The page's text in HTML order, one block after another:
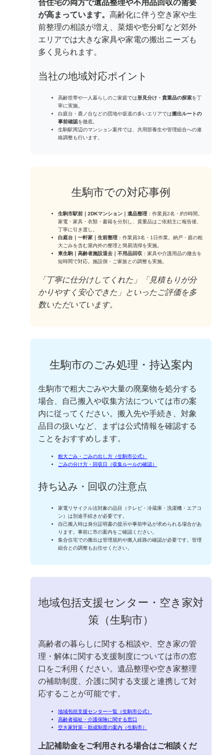
合住宅の両方で遺品整理や不用品回収の需要
が高まっています。 高齢化に伴う空き家や生
前整理の相談が増え、菜畑や壱分町など郊外
エリアでは大きな家具や家電の搬出ニーズも
多く見られます。
当社の地域対応ポイント
高齢世帯や一人暮らしのご家庭では形見分け・貴重品の探索を丁
寧に実施。
白庭台・鹿ノ台などの団地や坂道の多いエリアでは搬出ルートの
事前確認を徹底。
生駒駅周辺のマンション案件では、共用部養生や管理組合への連
絡調整も行います。
生駒市での対応事例
生駒市駅前｜2DKマンション｜遺品整理 ：作業員2名・約5時間。
家電・家具・衣類・書籍を分別し、貴重品はご依頼主に報告後、
丁寧に引き渡し。
白庭台｜一軒家｜生前整理 ：作業員3名・1日作業。納戸・庭の粗
大ごみを含む屋内外の整理と簡易清掃を実施。
東生駒｜高齢者施設退去｜不用品回収 ：家具や介護用品の撤去を
短時間で対応。施設側・ご家族との調整も実施。
「丁寧に仕分けしてくれた」「見積もりが分
かりやすく安心できた」といったご評価を多
数いただいています。
生駒市のごみ処理・持込案内
生駒市で粗大ごみや大量の廃棄物を処分する
場合、自己搬入や収集方法については市の案
内に従ってください。搬入先や手続き、対象
品目の扱いなど、まずは公式情報を確認する
ことをおすすめします。
粗大ごみ・ごみの出し方（生駒市公式）
ごみの分け方・回収日（収集ルールの確認）
持ち込み・回収の注意点
家電リサイクル法対象の品目（テレビ・冷蔵庫・洗濯機・エアコ
ン）は別途手続きが必要です。
自己搬入時は身分証明書の提示や事前申込が求められる場合があ
ります。事前に市の案内をご確認ください。
集合住宅での搬出は管理規約や搬入経路の確認が必要です。管理
組合との調整もお任せください。
地域包括支援センター・空き家対
策（生駒市）
高齢者の暮らしに関する相談や、空き家の管
理・解体に関する支援制度については市の窓
口をご利用ください。遺品整理や空き家整理
の補助制度、介護に関する支援と連携して対
応することが可能です。
地域包括支援センター一覧（生駒市公式）
高齢者福祉・介護保険に関する窓口
空き家対策・助成制度の案内（生駒市）
上記補助金をご利用される場合はご相談くだ